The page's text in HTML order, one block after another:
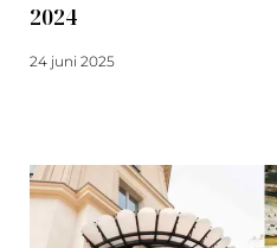
2024
24 juni 2025